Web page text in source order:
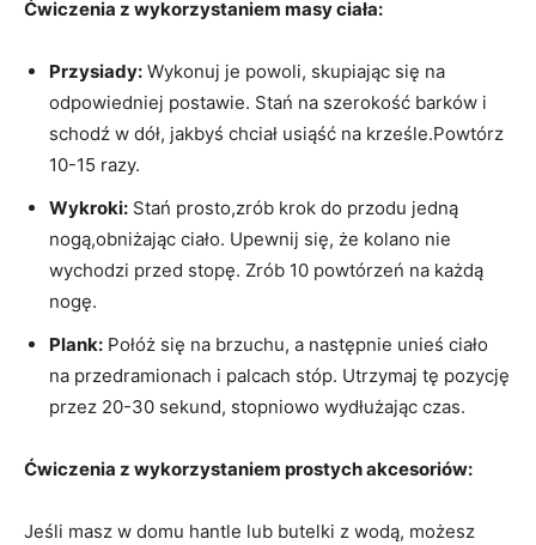
Ćwiczenia z wykorzystaniem masy ciała:
Przysiady: Wykonuj je powoli, skupiając się na
odpowiedniej postawie. Stań na szerokość barków i
schodź w dół, jakbyś chciał usiąść na krześle.Powtórz
10-15 razy.
Wykroki: Stań prosto,zrób krok do przodu jedną
nogą,obniżając ciało. Upewnij się, że kolano nie
wychodzi przed stopę. Zrób 10 powtórzeń na każdą
nogę.
Plank: Połóż się na brzuchu, a następnie unieś ciało
na przedramionach i palcach stóp. Utrzymaj tę pozycję
przez 20-30 sekund, stopniowo wydłużając czas.
Ćwiczenia z wykorzystaniem prostych akcesoriów:
Jeśli masz w domu hantle lub butelki z wodą, możesz